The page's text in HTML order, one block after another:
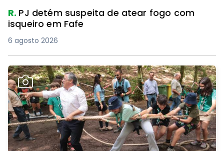
R. PJ detém suspeita de atear fogo com
isqueiro em Fafe
6 agosto 2026